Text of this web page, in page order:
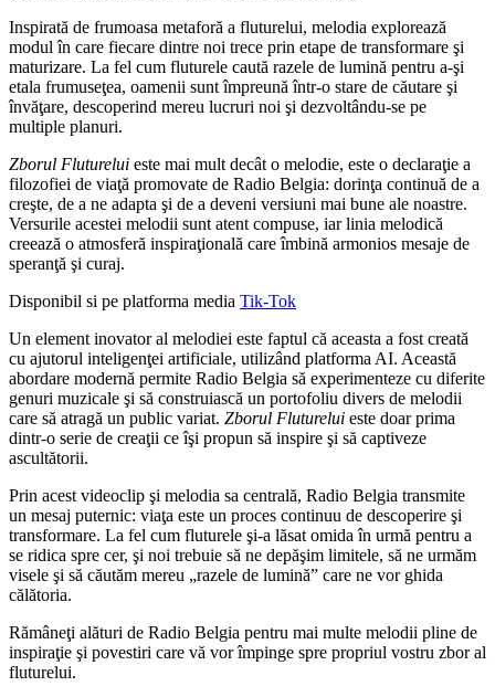
Inspirată de frumoasa metaforă a fluturelui, melodia explorează
modul în care fiecare dintre noi trece prin etape de transformare şi
maturizare. La fel cum fluturele caută razele de lumină pentru a-şi
etala frumuseţea, oamenii sunt împreună într-o stare de căutare şi
învăţare, descoperind mereu lucruri noi şi dezvoltându-se pe
multiple planuri.
Zborul Fluturelui este mai mult decât o melodie, este o declaraţie a
filozofiei de viaţă promovate de Radio Belgia: dorinţa continuă de a
creşte, de a ne adapta şi de a deveni versiuni mai bune ale noastre.
Versurile acestei melodii sunt atent compuse, iar linia melodică
creează o atmosferă inspiraţională care îmbină armonios mesaje de
speranţă şi curaj.
Disponibil si pe platforma media Tik-Tok
Un element inovator al melodiei este faptul că aceasta a fost creată
cu ajutorul inteligenţei artificiale, utilizând platforma AI. Această
abordare modernă permite Radio Belgia să experimenteze cu diferite
genuri muzicale şi să construiască un portofoliu divers de melodii
care să atragă un public variat. Zborul Fluturelui este doar prima
dintr-o serie de creaţii ce îşi propun să inspire şi să captiveze
ascultătorii.
Prin acest videoclip şi melodia sa centrală, Radio Belgia transmite
un mesaj puternic: viaţa este un proces continuu de descoperire şi
transformare. La fel cum fluturele şi-a lăsat omida în urmă pentru a
se ridica spre cer, şi noi trebuie să ne depăşim limitele, să ne urmăm
visele şi să căutăm mereu „razele de lumină” care ne vor ghida
călătoria.
Rămâneţi alături de Radio Belgia pentru mai multe melodii pline de
inspiraţie şi povestiri care vă vor împinge spre propriul vostru zbor al
fluturelui.